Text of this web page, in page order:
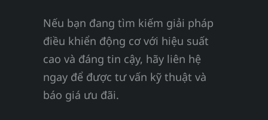
Nếu bạn đang tìm kiếm giải pháp
điều khiển động cơ với hiệu suất
cao và đáng tin cậy, hãy liên hệ
ngay để được tư vấn kỹ thuật và
báo giá ưu đãi.